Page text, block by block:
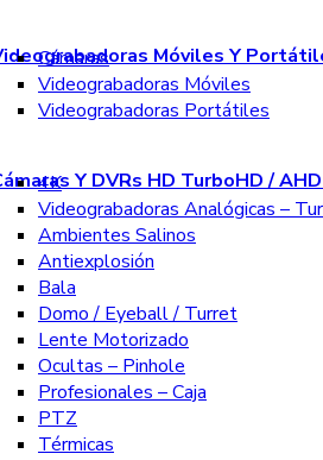
Móviles Y
Cámaras
Videograbadoras Móviles
Videograbadoras Portátiles
Y DVRs HD TurboHD /
4K
Videograbadoras Analógicas –
Ambientes Salinos
Antiexplosión
Bala
Domo / Eyeball / Turret
Lente Motorizado
Ocultas – Pinhole
Profesionales – Caja
PTZ
Térmicas